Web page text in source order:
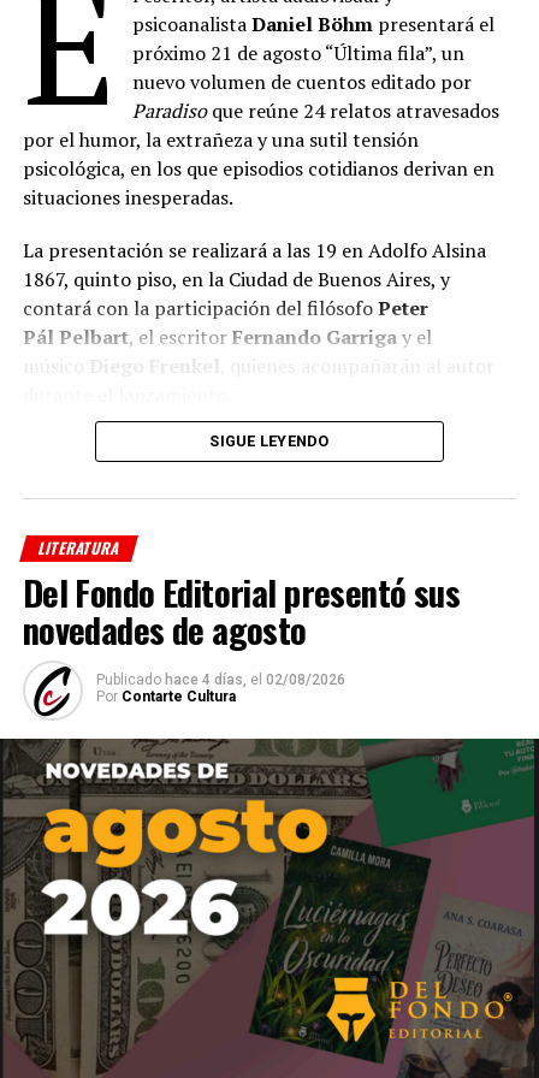
E
psicoanalistaDaniel Böhm presentará el
próximo 21 de agosto “Última fila”, un
nuevo volumen de cuentos editado por
Paradisoque reúne 24 relatos atravesados
por el humor, la extrañeza y una sutil tensión
psicológica, en los que episodios cotidianos derivan en
situaciones inesperadas.
La presentación se realizará a las 19 en Adolfo Alsina
1867, quinto piso, en la Ciudad de Buenos Aires, y
contará con la participación del filósofoPeter
PálPelbart, el escritorFernando Garrigay el
Diego Frenkel , quienes acompañarán al autor
SIGUE LEYENDO
LITERATURA
Del Fondo Editorial presentó sus
novedades de agosto
Publicado hace 4 días, el 02/08/2026
Por Contarte Cultura